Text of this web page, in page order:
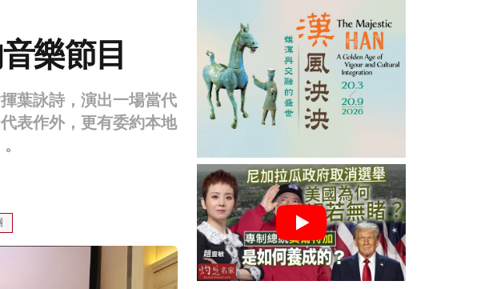
樂節目
葉詠詩，演出一場當代
表作外，更有委約本地